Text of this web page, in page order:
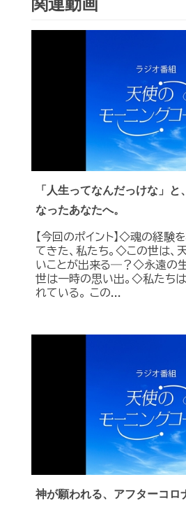
関連動画
「人生ってなんだっけな」と
なったあなたへ。
【今回のポイント】◇魂の経験
てきた、私たち。◇この世は、
いことが出来る―？◇永遠の
世は一時の思い出。◇私たちは
れている。 この...
神が願われる、アフターコロ